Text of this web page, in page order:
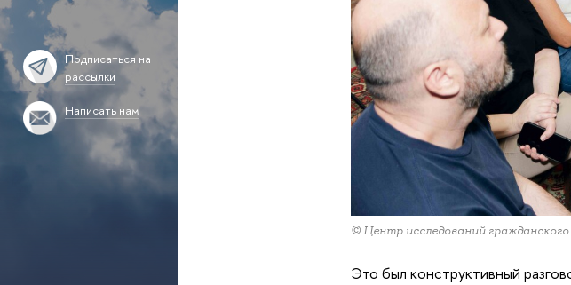
Подписаться на
рассылки
Написать нам
© Центр исследований
Это был конструктивный